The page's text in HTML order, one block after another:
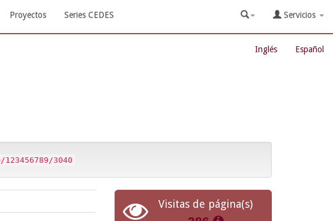
Proyectos Series CEDES Servicios
Inglés Español
3040
Visitas de página(s)